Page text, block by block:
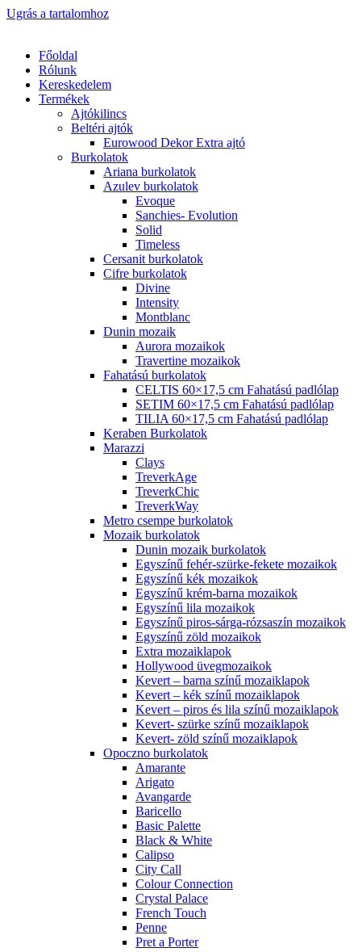
Ugrás a tartalomhoz
Főoldal
Rólunk
Kereskedelem
Termékek
Ajtókilincs
Beltéri ajtók
Eurowood Dekor Extra ajtó
Burkolatok
Ariana burkolatok
Azulev burkolatok
Evoque
Sanchies- Evolution
Solid
Timeless
Cersanit burkolatok
Cifre burkolatok
Divine
Intensity
Montblanc
Dunin mozaik
Aurora mozaikok
Travertine mozaikok
Fahatású burkolatok
CELTIS 60×17,5 cm Fahatású padlólap
SETIM 60×17,5 cm Fahatású padlólap
TILIA 60×17,5 cm Fahatású padlólap
Keraben Burkolatok
Marazzi
Clays
TreverkAge
TreverkChic
TreverkWay
Metro csempe burkolatok
Mozaik burkolatok
Dunin mozaik burkolatok
Egyszínű fehér-szürke-fekete mozaikok
Egyszínű kék mozaikok
Egyszínű krém-barna mozaikok
Egyszínű lila mozaikok
Egyszínű piros-sárga-rózsaszín mozaikok
Egyszínű zöld mozaikok
Extra mozaiklapok
Hollywood üvegmozaikok
Kevert – barna színű mozaiklapok
Kevert – kék színű mozaiklapok
Kevert – piros és lila színű mozaiklapok
Kevert- szürke színű mozaiklapok
Kevert- zöld színű mozaiklapok
Opoczno burkolatok
Amarante
Arigato
Avangarde
Baricello
Basic Palette
Black & White
Calipso
City Call
Colour Connection
Crystal Palace
French Touch
Penne
Pret a Porter